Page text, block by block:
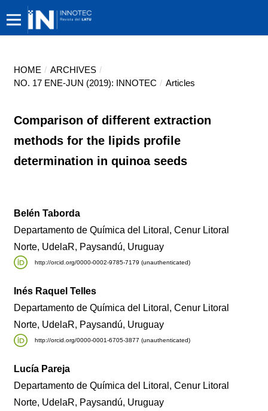
HOME / ARCHIVES /
NO. 17 ENE-JUN (2019): INNOTEC / Articles
Comparison of different extraction
methods for the lipids profile
determination in quinoa seeds
Belén Taborda
Departamento de Química del Litoral, Cenur Litoral
Norte, UdelaR, Paysandú, Uruguay
http://orcid.org/0000-0002-9785-7179 (unauthenticated)
Inés Raquel Telles
Departamento de Química del Litoral, Cenur Litoral
Norte, UdelaR, Paysandú, Uruguay
http://orcid.org/0000-0001-6705-3877 (unauthenticated)
Lucía Pareja
Departamento de Química del Litoral, Cenur Litoral
Norte, UdelaR, Paysandú, Uruguay